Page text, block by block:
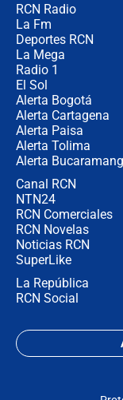
RCN Radio
La Fm
Deportes RCN
La Mega
Radio 1
El Sol
Alerta Bogotá
Alerta Cartagena
Alerta Paisa
Alerta Tolima
Alerta
Canal RCN
NTN24
RCN Comerciales
RCN Novelas
Noticias RCN
SuperLike
La República
RCN Social